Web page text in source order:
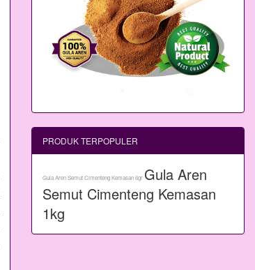
PRODUK TERPOPULER
Gula Aren Semut Cimenteng Kemasan 6gr Gula Aren
Semut Cimenteng Kemasan
1kg